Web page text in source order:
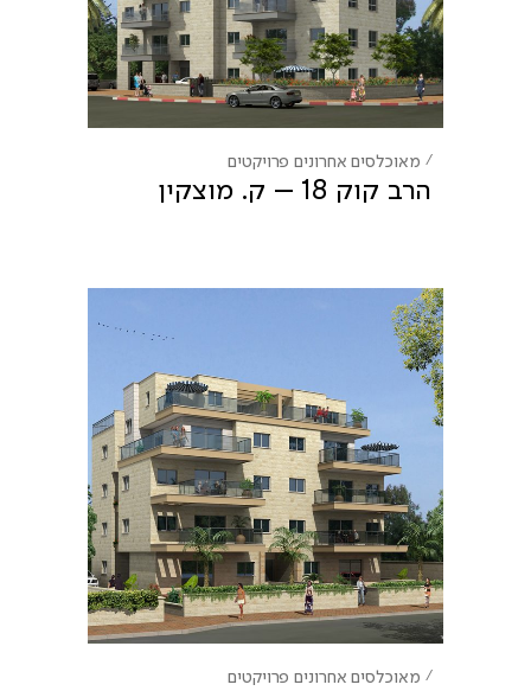
מאוכלסים אחרונים פרויקטים
הרב קוק 18 – ק. מוצקין
מאוכלסים אחרונים פרויקטים